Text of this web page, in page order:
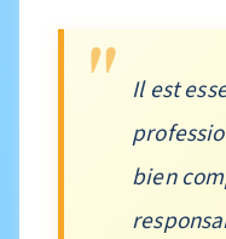
Il est
bien